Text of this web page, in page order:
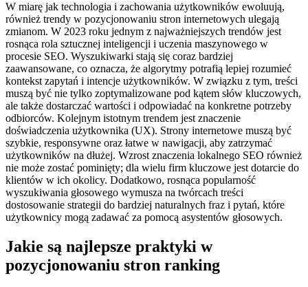
W miarę jak technologia i zachowania użytkowników ewoluują,
również trendy w pozycjonowaniu stron internetowych ulegają
zmianom. W 2023 roku jednym z najważniejszych trendów jest
rosnąca rola sztucznej inteligencji i uczenia maszynowego w
procesie SEO. Wyszukiwarki stają się coraz bardziej
zaawansowane, co oznacza, że algorytmy potrafią lepiej rozumieć
kontekst zapytań i intencje użytkowników. W związku z tym, treści
muszą być nie tylko zoptymalizowane pod kątem słów kluczowych,
ale także dostarczać wartości i odpowiadać na konkretne potrzeby
odbiorców. Kolejnym istotnym trendem jest znaczenie
doświadczenia użytkownika (UX). Strony internetowe muszą być
szybkie, responsywne oraz łatwe w nawigacji, aby zatrzymać
użytkowników na dłużej. Wzrost znaczenia lokalnego SEO również
nie może zostać pominięty; dla wielu firm kluczowe jest dotarcie do
klientów w ich okolicy. Dodatkowo, rosnąca popularność
wyszukiwania głosowego wymusza na twórcach treści
dostosowanie strategii do bardziej naturalnych fraz i pytań, które
użytkownicy mogą zadawać za pomocą asystentów głosowych.
Jakie są najlepsze praktyki w
pozycjonowaniu stron ranking